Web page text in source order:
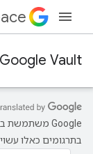
Google Vault
בתרגומים כאלו